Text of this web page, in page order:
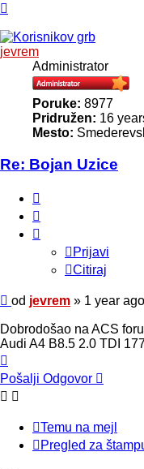
jevrem
Administrator
Poruke: 8977
Pridružen: 16
Mesto:
Re: Bojan Uzice
Prijavi
Citiraj
Poruka
od jevrem » 1 year ago
Dobrodošao na ACS
Audi A4 B8.5 2.0 TDI
Pošalji Odgovor
Temu na mejl
Pregled za